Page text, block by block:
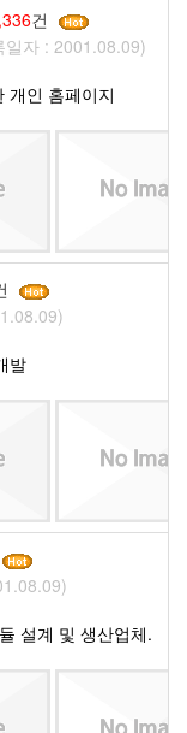
건
자 : 2001.08.09)
개인 홈페이지
발
설계 및 생산업체.